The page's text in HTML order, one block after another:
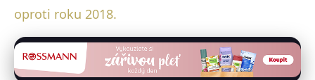
oproti roku 2018.